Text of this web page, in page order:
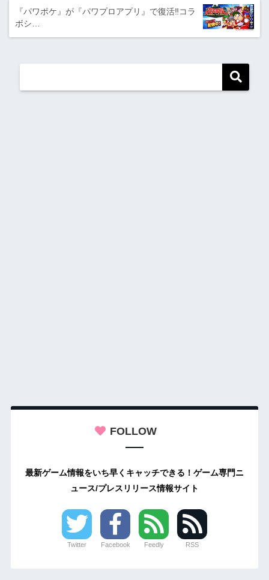
『パワポケ』が『パワプロアプリ』で復活‼コラ
ボシ…
FOLLOW
最新ゲーム情報をいち早くキャッチできる！ゲーム専門ニ
ュース/プレスリリース情報サイト
Twitter Facebook Feedly RSS